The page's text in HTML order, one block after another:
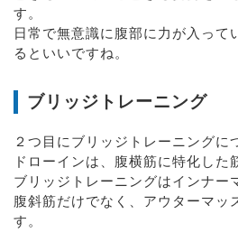
す。
日常で無意識に腹部に力が入って
るといいですね。
ブリッジトレーニング
２つ目にブリッジトレーニングに
ドローインは、腹横筋に特化した
ブリッジトレーニングはインナー
腹斜筋だけでなく、アウターマッ
す。